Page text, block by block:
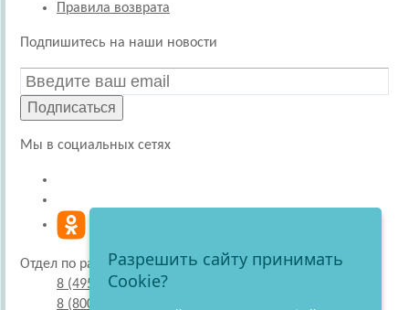
Правила возврата
Подпишитесь на наши новости
Подписаться
Мы в социальных сетях
Отдел по работе с покупателями
8 (495) 220-51-30
8 (800) 707-27-19
Разрешить сайту принимать
Cookie?